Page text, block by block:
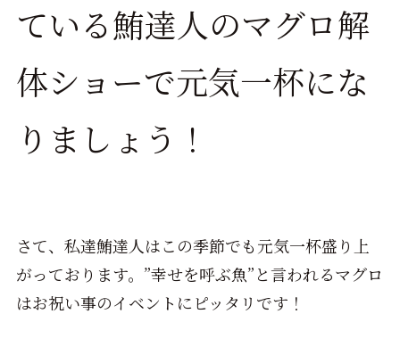
ている鮪達人のマグロ解
体ショーで元気一杯にな
りましょう！
さて、私達鮪達人はこの季節でも元気一杯盛り上
がっております。”幸せを呼ぶ魚”と言われるマグロ
はお祝い事のイベントにピッタリです！